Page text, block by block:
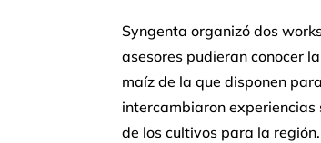
Syngenta organizó dos
asesores pudieran conocer
maíz de la que disponen
intercambiaron
de los cultivos para la